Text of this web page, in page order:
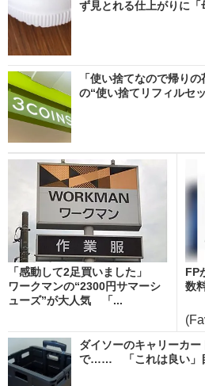
ず見とれる仕上がりに「
「使い捨てなので帰り
の“使い捨てリフィルセ
「感動して2足買いました」
ワークマンの“2300円サマーシ
ューズ”が大人気 「...
FP
数
ダイソーのキャリーカ
で…… 「これは良い」